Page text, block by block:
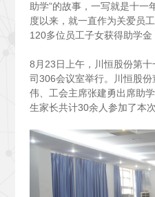
助学”的故事，一写就是十一
度以来，就一直作为关爱员
120多位员工子女获得助学金
8 月23日上午，川恒股份第
司306会议室举行。川恒股
伟、工会主席张建勇出席助
生家长共计30余人参加了本次